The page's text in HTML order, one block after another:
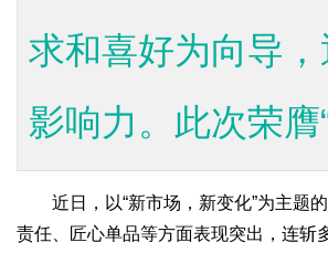
求和喜好为向导
影响力。此次荣膺
近日，以“新市场，新变化”为主题
责任、匠心单品等方面表现突出，连斩